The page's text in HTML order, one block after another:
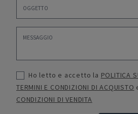
Ho letto e accetto la POLITICA
TERMINI E CONDIZIONI DI ACQUISTO
CONDIZIONI DI VENDITA